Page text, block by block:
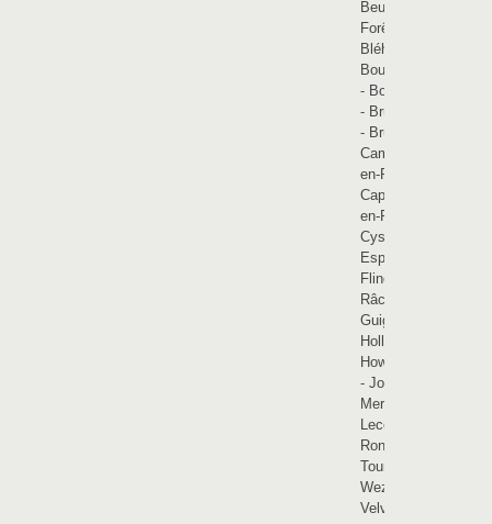
Beuvry-la-
Forêt
Bléharies
Bourghelles
- Bouvines
- Brunehaut
- Bruyelle
Camphin-
en-Pévèle
Cappelle-
en-Pévèle
Cysoing
Esplechin
Flines-lez-
Râches
Guignies
Hollain
Howardries
- Jollain-
Merlin
Lecelles
Rongy
Tournai
Wez-
Velvain